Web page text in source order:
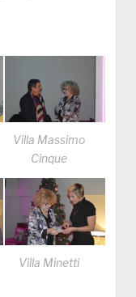
Villa Massimo
Cinque
Villa Minetti